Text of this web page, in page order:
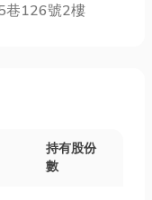
巷126號2樓
持有股份
數